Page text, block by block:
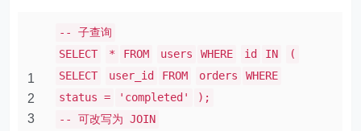
1
2
3
-- 子查询
SELECT
* FROM users WHERE id IN
(
SELECT
user_id FROM orders
WHERE
status =
'completed'
);
-- 可改写为 JOIN